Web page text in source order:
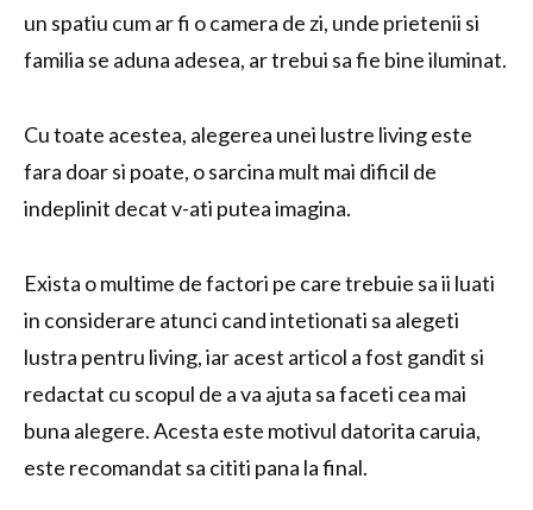
un spatiu cum ar fi o camera de zi, unde prietenii si
familia se aduna adesea, ar trebui sa fie bine iluminat.
Cu toate acestea, alegerea unei lustre living este
fara doar si poate, o sarcina mult mai dificil de
indeplinit decat v-ati putea imagina.
Exista o multime de factori pe care trebuie sa ii luati
in considerare atunci cand intetionati sa alegeti
lustra pentru living, iar acest articol a fost gandit si
redactat cu scopul de a va ajuta sa faceti cea mai
buna alegere. Acesta este motivul datorita caruia,
este recomandat sa cititi pana la final.